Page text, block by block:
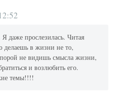
Я даже прослезилась. Читая
делаешь в жизни не то,
не видишь смысла жизни,
и возлюбить его.
темы!!!!